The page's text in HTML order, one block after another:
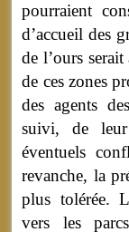
pourraient
d’accueil des
de l’ours
de ces zones
des agents
suivi, de
éventuels
revanche, la
plus tolérée.
vers les